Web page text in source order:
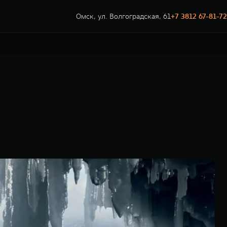
Омск, ул. Волгоградская, 61+7 3812 67-81-72